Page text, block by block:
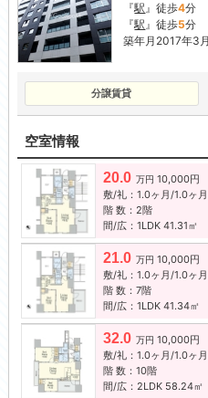
『駅』徒歩4分
『駅』徒歩5分
築年月2017年3月
分譲賃貸
空室情報
20.0 万円 10,000円
敷/礼：1.0ヶ月/1.0ヶ月
階 数：2階
間/広：1LDK 41.31㎡
21.0 万円 10,000円
敷/礼：1.0ヶ月/1.0ヶ月
階 数：7階
間/広：1LDK 41.34㎡
32.0 万円 10,000円
敷/礼：1.0ヶ月/1.0ヶ月
階 数：10階
間/広：2LDK 58.24㎡